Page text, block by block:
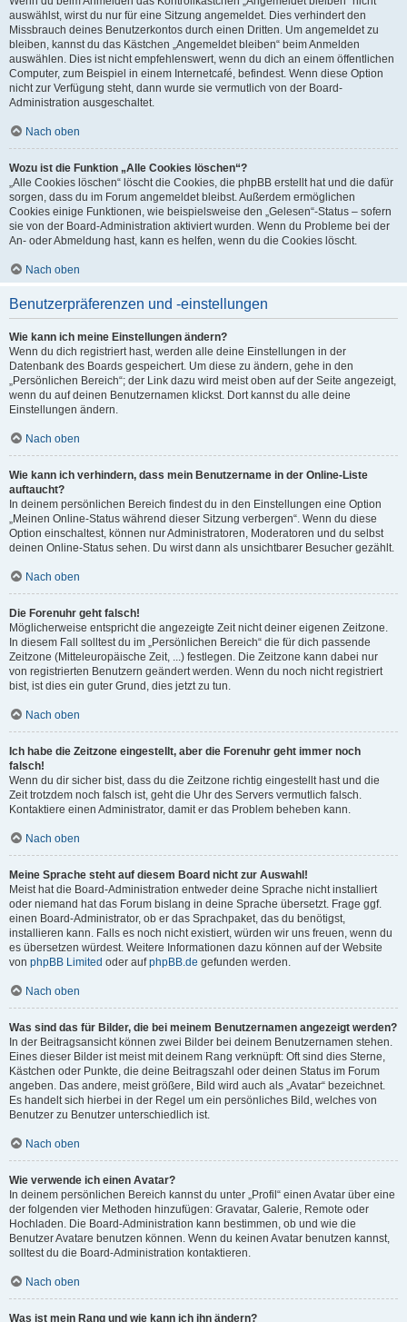
auswählst, wirst du nur für eine Sitzung angemeldet. Dies verhindert den
Missbrauch deines Benutzerkontos durch einen Dritten. Um angemeldet zu
bleiben, kannst du das Kästchen „Angemeldet bleiben“ beim Anmelden
auswählen. Dies ist nicht empfehlenswert, wenn du dich an einem öffentlichen
Computer, zum Beispiel in einem Internetcafé, befindest. Wenn diese Option
nicht zur Verfügung steht, dann wurde sie vermutlich von der Board-
Administration ausgeschaltet.
Nach oben
Wozu ist die Funktion „Alle Cookies löschen“?
„Alle Cookies löschen“ löscht die Cookies, die phpBB erstellt hat und die dafür
sorgen, dass du im Forum angemeldet bleibst. Außerdem ermöglichen
Cookies einige Funktionen, wie beispielsweise den „Gelesen“-Status – sofern
sie von der Board-Administration aktiviert wurden. Wenn du Probleme bei der
An- oder Abmeldung hast, kann es helfen, wenn du die Cookies löscht.
Nach oben
Benutzerpräferenzen und -einstellungen
Wie kann ich meine Einstellungen ändern?
Wenn du dich registriert hast, werden alle deine Einstellungen in der
Datenbank des Boards gespeichert. Um diese zu ändern, gehe in den
„Persönlichen Bereich“; der Link dazu wird meist oben auf der Seite angezeigt,
wenn du auf deinen Benutzernamen klickst. Dort kannst du alle deine
Einstellungen ändern.
Nach oben
Wie kann ich verhindern, dass mein Benutzername in der Online-Liste
auftaucht?
In deinem persönlichen Bereich findest du in den Einstellungen eine Option
„Meinen Online-Status während dieser Sitzung verbergen“. Wenn du diese
Option einschaltest, können nur Administratoren, Moderatoren und du selbst
deinen Online-Status sehen. Du wirst dann als unsichtbarer Besucher gezählt.
Nach oben
Die Forenuhr geht falsch!
Möglicherweise entspricht die angezeigte Zeit nicht deiner eigenen Zeitzone.
In diesem Fall solltest du im „Persönlichen Bereich“ die für dich passende
Zeitzone (Mitteleuropäische Zeit, ...) festlegen. Die Zeitzone kann dabei nur
von registrierten Benutzern geändert werden. Wenn du noch nicht registriert
bist, ist dies ein guter Grund, dies jetzt zu tun.
Nach oben
Ich habe die Zeitzone eingestellt, aber die Forenuhr geht immer noch
falsch!
Wenn du dir sicher bist, dass du die Zeitzone richtig eingestellt hast und die
Zeit trotzdem noch falsch ist, geht die Uhr des Servers vermutlich falsch.
Kontaktiere einen Administrator, damit er das Problem beheben kann.
Nach oben
Meine Sprache steht auf diesem Board nicht zur Auswahl!
Meist hat die Board-Administration entweder deine Sprache nicht installiert
oder niemand hat das Forum bislang in deine Sprache übersetzt. Frage ggf.
einen Board-Administrator, ob er das Sprachpaket, das du benötigst,
installieren kann. Falls es noch nicht existiert, würden wir uns freuen, wenn du
es übersetzen würdest. Weitere Informationen dazu können auf der Website
von phpBB Limited oder aufphpBB.de gefunden werden.
Nach oben
Was sind das für Bilder, die bei meinem Benutzernamen angezeigt werden?
In der Beitragsansicht können zwei Bilder bei deinem Benutzernamen stehen.
Eines dieser Bilder ist meist mit deinem Rang verknüpft: Oft sind dies Sterne,
Kästchen oder Punkte, die deine Beitragszahl oder deinen Status im Forum
angeben. Das andere, meist größere, Bild wird auch als „Avatar“ bezeichnet.
Es handelt sich hierbei in der Regel um ein persönliches Bild, welches von
Benutzer zu Benutzer unterschiedlich ist.
Nach oben
Wie verwende ich einen Avatar?
In deinem persönlichen Bereich kannst du unter „Profil“ einen Avatar über eine
der folgenden vier Methoden hinzufügen: Gravatar, Galerie, Remote oder
Hochladen. Die Board-Administration kann bestimmen, ob und wie die
Benutzer Avatare benutzen können. Wenn du keinen Avatar benutzen kannst,
solltest du die Board-Administration kontaktieren.
Nach oben
Was ist mein Rang und wie kann ich ihn ändern?